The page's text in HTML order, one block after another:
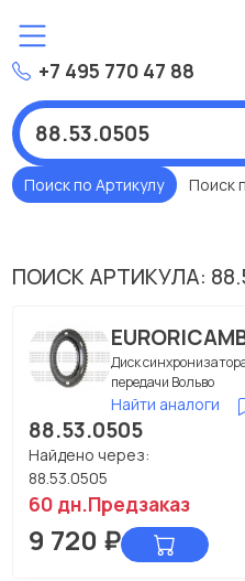
+7 495 770 47 88
Поиск по Артикулу Поиск
ПОИСК АРТИКУЛА:
Диск
передачи Вольво
Найти аналоги
88.53.0505
Найдено через:
88.53.0505
60 дн.Предзаказ
9 720 ₽